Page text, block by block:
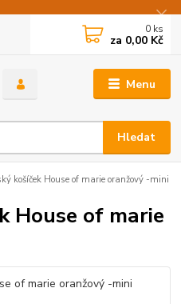
Menu
Hledat
0 ks
za 0,00 Kč
košíček House of marie oranžový -mini
House of marie